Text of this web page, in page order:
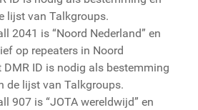
lijst van Talkgroups.
2041 is “Noord Nederland” en
op repeaters in Noord
DMR ID is nodig als bestemming
de lijst van Talkgroups.
907 is “JOTA wereldwijd” en